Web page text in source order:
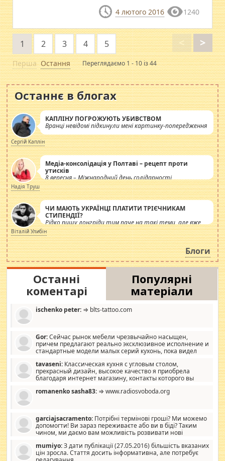
4 лютого 2016 1240
Перша
<
1 2 3 4 5 >
Остання Переглядаємо 1 - 10 із 44
Останнє в блогах
КАПЛІНУ ПОГРОЖУЮТЬ УБИВСТВОМ
Вранці невідомі підкинули мені картинку-попередження
Сергій Каплін
Медіа-консолідація у Полтаві – рецепт проти
утисків
8 вересня – Міжнародний день солідарності
журналістів.
Надія Труш
ЧИ МАЮТЬ УКРАЇНЦІ ПЛАТИТИ ТРІЄЧНИКАМ
СТИПЕНДІЇ?
Рідко пишу лонгріди тим паче на такі теми, але вже
просто дістало! Обурюють сьогоднішні інсенуації
навколо стипендіального питання. Штучно
роздувається ще одна соціальна катастрофа.
Віталій Улибін
Блоги
Останні
коментарі
Популярні
матеріали
ischenko peter: ⇒ blts-tattoo.com
Gor:Сейчас рынок мебели чрезвычайно насыщен,
причем предлагают реально эксклюзивное исполнение и
стандартные модели малых серий кухонь, пока видел
стандартные формы, в MebelOk, креативненько и что главное -
со вкусом все в порядке, без ненужных наворотов удорожающих
мебель, а это не последний фактор.
tavaseni: Классическая кухня с угловым столом,
прекрасный дизайн, высокое качество я приобрела
благодаря интернет магазину, контакты которого вы
romanenko sasha83: ⇒ www.radiosvoboda.org
garciajsacramento: Потрібні термінові гроші? Ми можемо
допомогти! Ви зараз переживаєте або ви в біді? Таким
чином, ми даємо вам можливість розвивати нові
допомагати людям, які намагаються дати їм шанс. Кожен
заслуговує на другий шанс, і, оскільки влада не зможе, вони
mumiyo:З дати публікації (27.05.2016) більшість вказаних
цін зросла. Стаття досить інформативна, але потребує